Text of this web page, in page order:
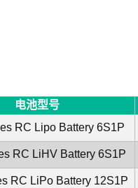
电池型号
RC Lipo Battery 6S1P
RC LiHV Battery 6S1P
RC LiPo Battery 12S1P